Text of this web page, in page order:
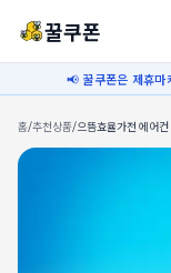
꿀쿠폰
📢 꿀쿠폰은 제휴마
홈/추천상품/으뜸효율가전 에어컨